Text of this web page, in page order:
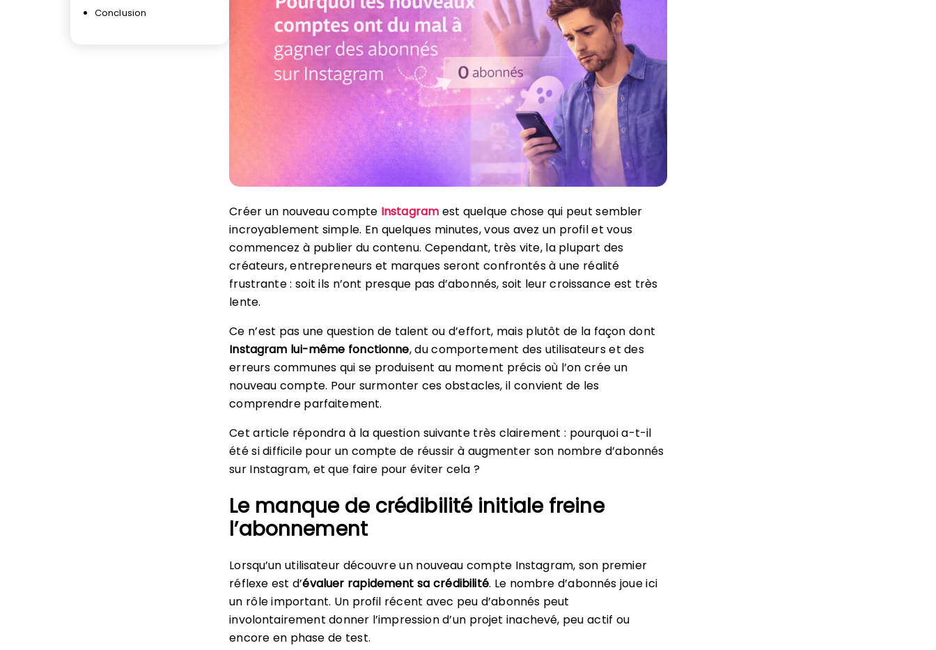
Conclusion
Créer un nouveau compte Instagram est quelque chose qui peut sembler
incroyablement simple. En quelques minutes, vous avez un profil et vous
commencez à publier du contenu. Cependant, très vite, la plupart des
créateurs, entrepreneurs et marques seront confrontés à une réalité
frustrante : soit ils n’ont presque pas d’abonnés, soit leur croissance est très
lente.
Ce n’est pas une question de talent ou d’effort, mais plutôt de la façon dont
Instagram lui-même fonctionne, du comportement des utilisateurs et des
erreurs communes qui se produisent au moment précis où l’on crée un
nouveau compte. Pour surmonter ces obstacles, il convient de les
comprendre parfaitement.
Cet article répondra à la question suivante très clairement : pourquoi a-t-il
été si difficile pour un compte de réussir à augmenter son nombre d’abonnés
sur Instagram, et que faire pour éviter cela ?
Le manque de crédibilité initiale freine
l’abonnement
Lorsqu’un utilisateur découvre un nouveau compte Instagram, son premier
réflexe est d’évaluer rapidement sa crédibilité. Le nombre d’abonnés joue ici
un rôle important. Un profil récent avec peu d’abonnés peut
involontairement donner l’impression d’un projet inachevé, peu actif ou
encore en phase de test.